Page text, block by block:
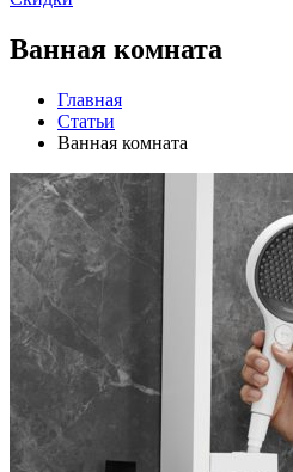
Ванная комната
Главная
Статьи
Ванная комната